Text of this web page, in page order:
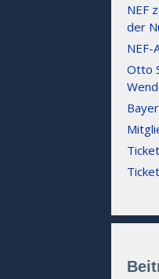
NEF
der
NEF-
Otto